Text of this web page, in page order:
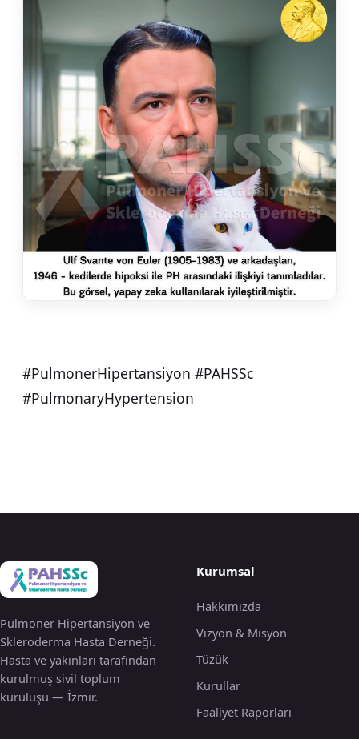
#PulmonerHipertansiyon #PAHSSc
#PulmonaryHypertension
Pulmoner Hipertansiyon ve
Skleroderma Hasta Derneği.
Hasta ve yakınları tarafından
kurulmuş sivil toplum
kuruluşu — İzmir.
Kurumsal
Hakkımızda
Vizyon & Misyon
Tüzük
Kurullar
Faaliyet Raporları